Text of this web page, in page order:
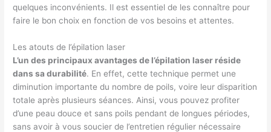
quelques inconvénients. Il est essentiel de les connaître pour
faire le bon choix en fonction de vos besoins et attentes.
Les atouts de l’épilation laser
L’un des principaux avantages de l’épilation laser réside
dans sa durabilité. En effet, cette technique permet une
diminution importante du nombre de poils, voire leur disparition
totale après plusieurs séances. Ainsi, vous pouvez profiter
d’une peau douce et sans poils pendant de longues périodes,
sans avoir à vous soucier de l’entretien régulier nécessaire